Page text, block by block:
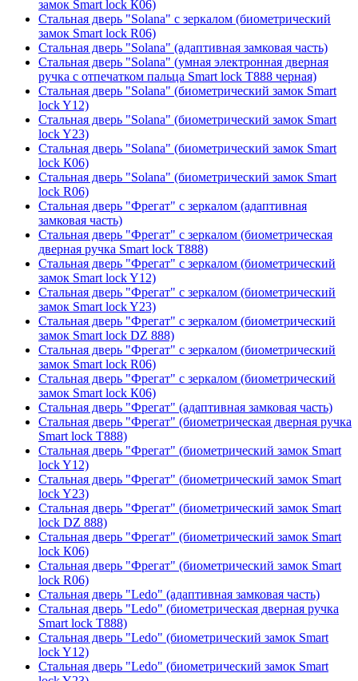
замок Smart lock К06)
Стальная дверь "Solana" с зеркалом (биометрический
замок Smart lock R06)
Стальная дверь "Solana" (адаптивная замковая часть)
Стальная дверь "Solana" (умная электронная дверная
ручка с отпечатком пальца Smart lock T888 черная)
Стальная дверь "Solana" (биометрический замок Smart
lock Y12)
Стальная дверь "Solana" (биометрический замок Smart
lock Y23)
Стальная дверь "Solana" (биометрический замок Smart
lock К06)
Стальная дверь "Solana" (биометрический замок Smart
lock R06)
Стальная дверь "Фрегат" с зеркалом (адаптивная
замковая часть)
Стальная дверь "Фрегат" с зеркалом (биометрическая
дверная ручка Smart lock T888)
Стальная дверь "Фрегат" с зеркалом (биометрический
замок Smart lock Y12)
Стальная дверь "Фрегат" с зеркалом (биометрический
замок Smart lock Y23)
Стальная дверь "Фрегат" с зеркалом (биометрический
замок Smart lock DZ 888)
Стальная дверь "Фрегат" с зеркалом (биометрический
замок Smart lock R06)
Стальная дверь "Фрегат" с зеркалом (биометрический
замок Smart lock К06)
Стальная дверь "Фрегат" (адаптивная замковая часть)
Стальная дверь "Фрегат" (биометрическая дверная ручка
Smart lock T888)
Стальная дверь "Фрегат" (биометрический замок Smart
lock Y12)
Стальная дверь "Фрегат" (биометрический замок Smart
lock Y23)
Стальная дверь "Фрегат" (биометрический замок Smart
lock DZ 888)
Стальная дверь "Фрегат" (биометрический замок Smart
lock К06)
Стальная дверь "Фрегат" (биометрический замок Smart
lock R06)
Стальная дверь "Ledo" (адаптивная замковая часть)
Стальная дверь "Ledo" (биометрическая дверная ручка
Smart lock T888)
Стальная дверь "Ledo" (биометрический замок Smart
lock Y12)
Стальная дверь "Ledo" (биометрический замок Smart